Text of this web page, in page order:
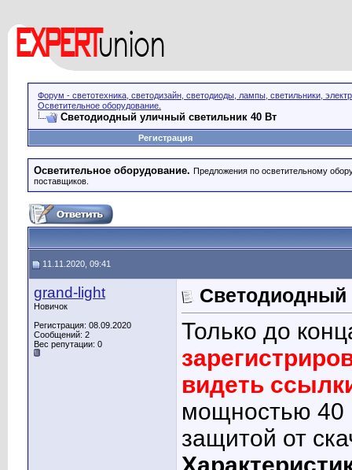
Форум - светотехника, светодизайн, светодиоды, лампы, светильники,
Осветительное оборудование.
Светодиодный уличный светильник 40 Вт
Регистрация
Осветительное оборудование. Предложения по осветительному
поставщиков.
11.11.2020, 09:41
grand-light
Новичок
Регистрация: 08.09.2020
Сообщений: 2
Вес репутации: 0
Светодиодный
Только до
видеть
мощностью 40
защитой от